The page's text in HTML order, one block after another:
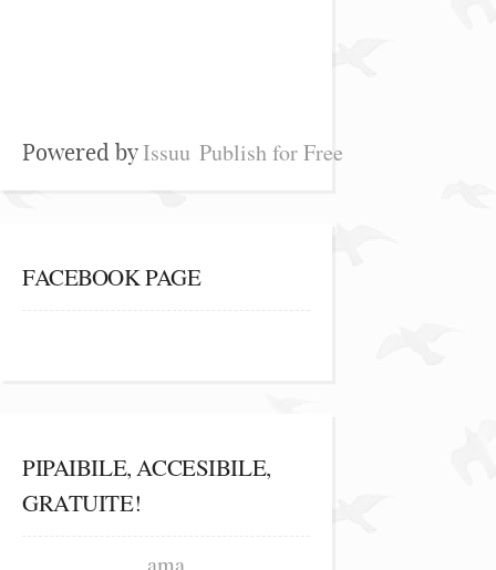
Powered byIssuu Publish for Free
FACEBOOK PAGE
PIPAIBILE, ACCESIBILE,
GRATUITE!
ama